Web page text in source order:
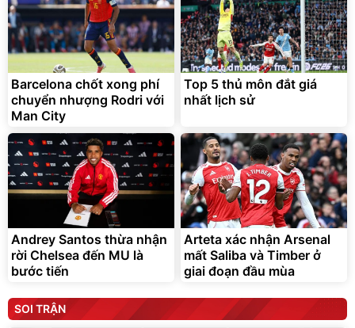
Barcelona chốt xong phí
chuyển nhượng Rodri với
Man City
Top 5 thủ môn đắt giá
nhất lịch sử
Andrey Santos thừa nhận
rời Chelsea đến MU là
bước tiến
Arteta xác nhận Arsenal
mất Saliba và Timber ở
giai đoạn đầu mùa
SOI TRẬN